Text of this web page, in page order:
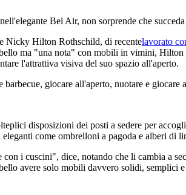
Bel Air, non sorprende che
Nicky Hilton Rothschild, di recentelavorato
ma "una nota" con mobili in vimini,
l'attrattiva visiva del suo spazio all'aperto.
giocare all'aperto, nuotare e giocare
disposizioni dei posti a sedere per
come ombrelloni a pagoda e alberi
i cuscini", dice, notando che li cambia a
avere solo mobili davvero solidi, semplici